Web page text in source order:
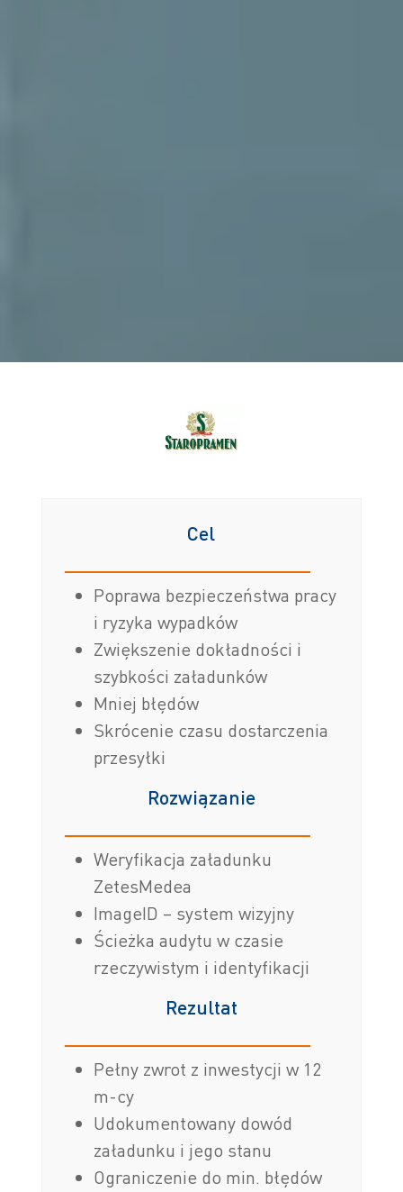
Cel
Poprawa bezpieczeństwa pracy
i ryzyka wypadków
Zwiększenie dokładności i
szybkości załadunków
Mniej błędów
Skrócenie czasu dostarczenia
przesyłki
Rozwiązanie
Weryfikacja załadunku
ZetesMedea
ImageID – system wizyjny
Ścieżka audytu w czasie
rzeczywistym i identyfikacji
Rezultat
Pełny zwrot z inwestycji w 12
m-cy
Udokumentowany dowód
załadunku i jego stanu
Ograniczenie do min. błędów